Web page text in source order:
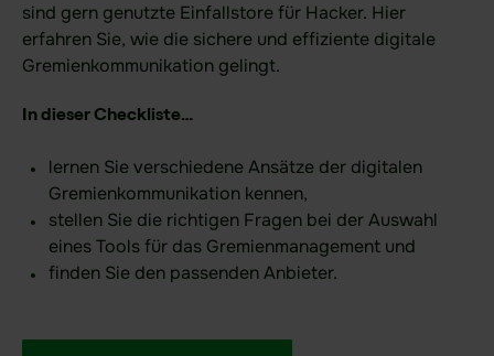
Ihr Anwendungsfall
Datenraum Software
Due Diligence Prüfungen
DORA
NIS2
sind gern genutzte Einfallstore für Hacker. Hier
erfahren Sie, wie die sichere und effiziente digitale
Gremienkommunikation gelingt.
In dieser Checkliste…
lernen Sie verschiedene Ansätze der digitalen
Gremienkommunikation kennen,
stellen Sie die richtigen Fragen bei der Auswahl
eines Tools für das Gremienmanagement und
finden Sie den passenden Anbieter.